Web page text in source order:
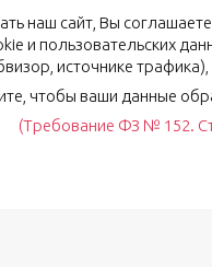
наш сайт, Вы
и пользовательских
источнике
чтобы ваши данные
(Требование ФЗ № 152.